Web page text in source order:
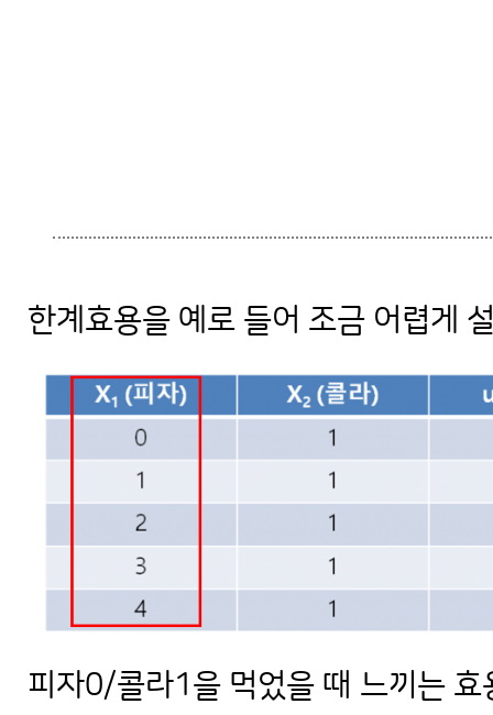
한계효용을 예로 들어 조금 어렵게
피자0/콜라1을 먹었을 때 느끼는